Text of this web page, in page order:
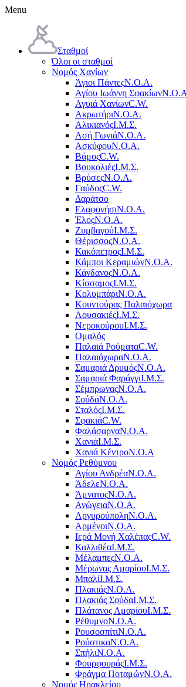
Menu
Σταθμοί
Όλοι οι σταθμοί
Νομός Χανίων
Άγιοι ΠάντεςΝ.Ο.Α.
Αγίου Ιωάννη Σφακίων
Αγυιά ΧανίωνC.W.
ΑκρωτήριΝ.Ο.Α.
ΑλικιανόςΙ.Μ.Σ.
Ασή ΓωνιάΝ.Ο.Α.
ΑσκύφουΝ.Ο.Α.
ΒάμοςC.W.
ΒουκολιέςΙ.Μ.Σ.
ΒρύσεςΝ.Ο.Α.
ΓαύδοςC.W.
Δαράτσο
ΕλαφονήσιΝ.Ο.Α.
ΈλοςΝ.Ο.Α.
ΖυμβαγούΙ.Μ.Σ.
ΘέρισσοςΝ.Ο.Α.
ΚακόπετροςΙ.Μ.Σ.
Κάμποι ΚεραμιώνΝ.Ο.Α.
ΚάνδανοςΝ.Ο.Α.
ΚίσσαμοςΙ.Μ.Σ.
ΚολυμπάριΝ.Ο.Α.
Κουντούρας Παλαιόχωρα
ΛουσακιέςΙ.Μ.Σ.
ΝεροκούρουΙ.Μ.Σ.
Ομαλός
Παλαιά ΡούματαC.W.
ΠαλαιόχωραΝ.Ο.Α.
Σαμαριά ΔρυμόςΝ.Ο.Α.
Σαμαριά ΦαράγγιΙ.Μ.Σ.
ΣέμπρωναςΝ.Ο.Α.
ΣούδαΝ.Ο.Α.
ΣταλόςΙ.Μ.Σ.
ΣφακιάC.W.
ΦαλάσαρναΝ.Ο.Α.
ΧανιάΙ.Μ.Σ.
Χανιά ΚέντροN.O.A
Νομός Ρεθύμνου
Αγίου ΑνδρέαΝ.Ο.Α.
ΆδελεΝ.Ο.Α.
ΆμνατοςΝ.Ο.Α.
ΑνώγειαΝ.Ο.Α.
ΑργυρούποληΝ.Ο.Α.
ΑρμένοιΝ.Ο.Α.
Ιερά Μονή ΧαλέπαςC.W.
ΚαλλιθέαΙ.Μ.Σ.
ΜέλαμπεςΝ.Ο.Α.
Μέρωνας ΑμαρίουΙ.Μ.Σ.
ΜπαλίΙ.Μ.Σ.
ΠλακιάςΝ.Ο.Α.
Πλακιάς ΣούδαΙ.Μ.Σ.
Πλάτανος ΑμαρίουΙ.Μ.Σ.
ΡέθυμνοΝ.Ο.Α.
ΡουσοσπίτιΝ.Ο.Α.
ΡούστικαΝ.Ο.Α.
ΣπήλιΝ.Ο.Α.
ΦουρφουράςΙ.Μ.Σ.
Φράγμα ΠοταμώνΝ.Ο.Α.
Νομός Ηρακλείου